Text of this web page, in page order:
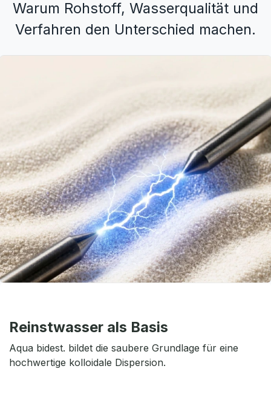
Warum Rohstoff, Wasserqualität und
Verfahren den Unterschied machen.
Reinstwasser als Basis
Aqua bidest. bildet die saubere Grundlage für eine
hochwertige kolloidale Dispersion.